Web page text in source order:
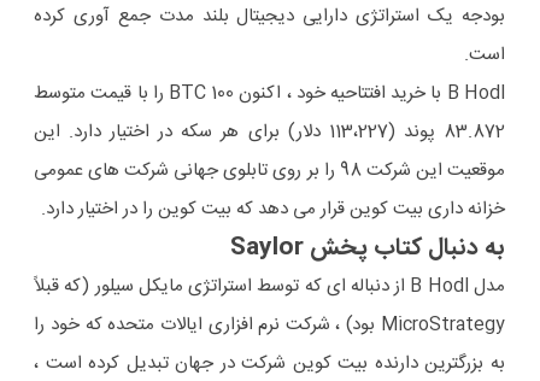
بودجه یک استراتژی دارایی دیجیتال بلند مدت جمع آوری کرده
است.
B Hodl با خرید افتتاحیه خود ، اکنون 100 BTC را با قیمت متوسط
​​83.872 پوند (113،227 دلار) برای هر سکه در اختیار دارد. این
موقعیت این شرکت 98 را بر روی تابلوی جهانی شرکت های عمومی
خزانه داری بیت کوین قرار می دهد که بیت کوین را در اختیار دارد.
به دنبال کتاب پخش Saylor
مدل B Hodl از دنباله ای که توسط استراتژی مایکل سیلور (که قبلاً
MicroStrategy بود) ، شرکت نرم افزاری ایالات متحده که خود را
به بزرگترین دارنده بیت کوین شرکت در جهان تبدیل کرده است ،